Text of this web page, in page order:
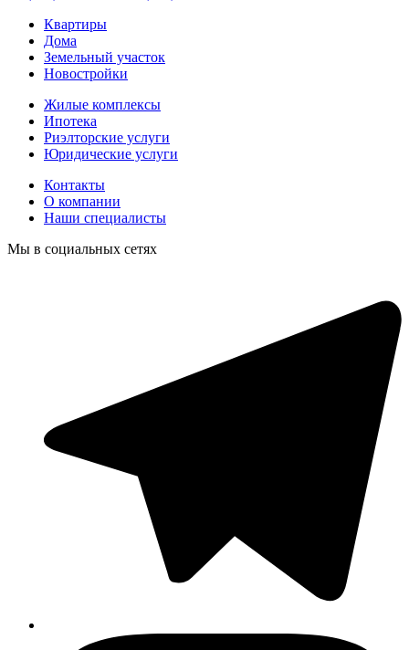
Квартиры
Дома
Земельный участок
Новостройки
Жилые комплексы
Ипотека
Риэлторские услуги
Юридические услуги
Контакты
О компании
Наши специалисты
Мы в социальных сетях